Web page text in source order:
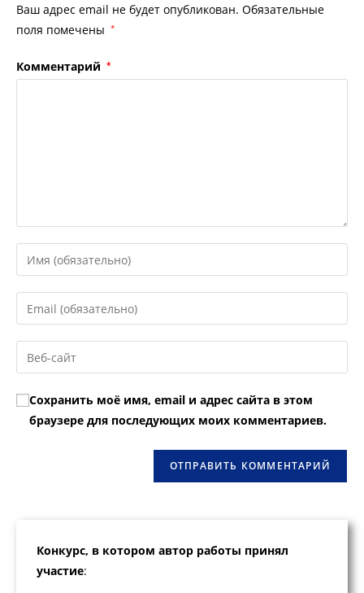
Ваш адрес email не будет опубликован. Обязательные
поля помечены *
Комментарий *
Введите
свое
имя
или
пользователя,
чтобы
прокомментировать
Введите
свой
email-
адрес,
прокомментировать
Введите
URL
вашего
веб-
сайта
Сохранить моё имя, email и адрес сайта в этом
браузере для последующих моих комментариев.
Конкурс, в котором автор работы принял
участие: